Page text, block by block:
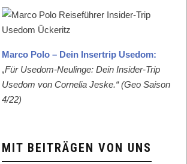
Mar­co Polo – Dein Inser­trip Use­dom:
„Für Use­dom-Neulinge: Dein Insid­er-Trip
Use­dom von Cor­nelia Jeske.“ (Geo Sai­son
4/22)
MIT BEITRÄGEN VON UNS